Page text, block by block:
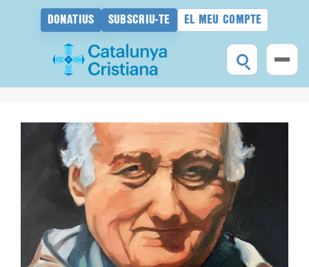
DONATIUS SUBSCRIU-TE EL MEU COMPTE